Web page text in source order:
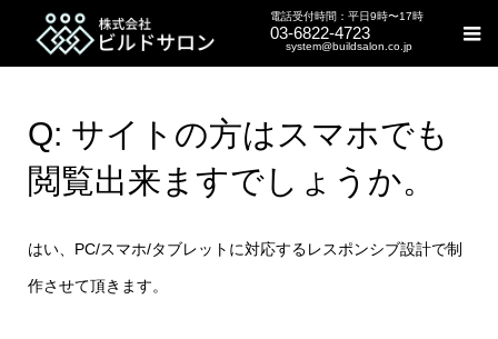
電話受付時間：平日9時〜17時
03-6822-4723
system@buildsalon.co.jp
Q: サイトの方はスマホでも
閲覧出来ますでしょうか。
はい、PC/スマホ/タブレットに対応するレスポンシブ設計で制
作させて頂きます。